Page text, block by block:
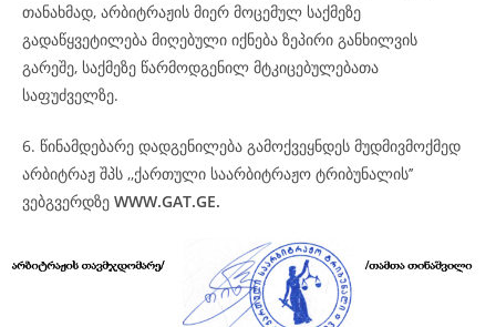
თანახმად, არბიტრაჟის მიერ მოცემულ საქმეზე
გადაწყვეტილება მიღებული იქნება ზეპირი განხილვის
გარეშე, საქმეზე წარმოდგენილ მტკიცებულებათა
საფუძველზე.
6. წინამდებარე დადგენილება გამოქვეყნდეს მუდმივმოქმედ
არბიტრაჟ შპს ,,ქართული საარბიტრაჟო ტრიბუნალის’’
ვებგვერდზე WWW.GAT.GE.